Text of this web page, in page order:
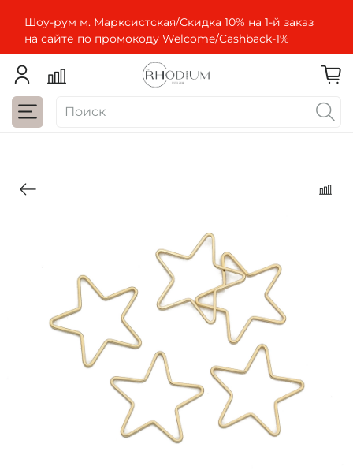
Шоу-рум м. Марксистская/Скидка 10% на 1-й заказ
на сайте по промокоду Welcome/Cashbaсk-1%